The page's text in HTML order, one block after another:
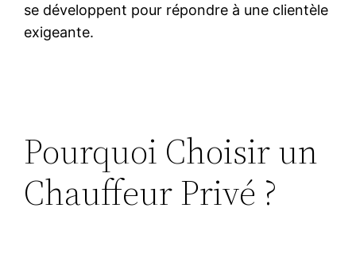
se développent pour répondre à une clientèle
exigeante.
Pourquoi Choisir un
Chauffeur Privé ?